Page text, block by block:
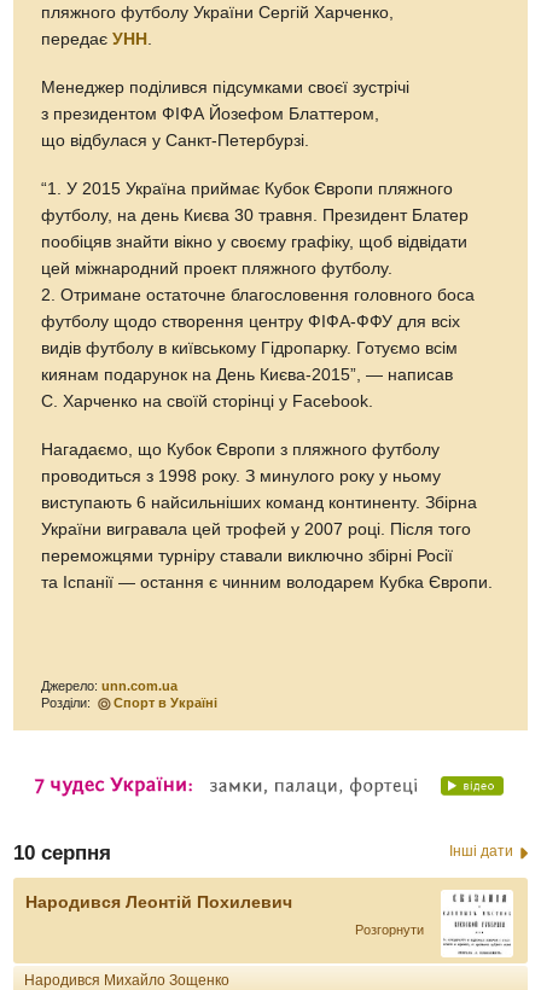
пляжного футболу України Сергій Харченко,
передаєУНН
Менеджер поділився підсумками своєї зустрічі
з президентом ФІФА Йозефом Блаттером,
що відбулася у Санкт-Петербурзі.
“1. У 2015 Україна приймає Кубок Європи пляжного
футболу, на день Києва 30 травня. Президент Блатер
пообіцяв знайти вікно у своєму графіку, щоб відвідати
цей міжнародний проект пляжного футболу.
2. Отримане остаточне благословення головного боса
футболу щодо створення центру ФІФА-ФФУ для всіх
видів футболу в київському Гідропарку. Готуємо всім
киянам подарунок на День Києва-2015”, — написав
С. Харченко на своїй сторінці у Facebook.
Нагадаємо, що Кубок Європи з пляжного футболу
проводиться з 1998 року. З минулого року у ньому
виступають 6 найсильніших команд континенту. Збірна
України вигравала цей трофей у 2007 році. Після того
переможцями турніру ставали виключно збірні Росії
та Іспанії — остання є чинним володарем Кубка Європи.
Джерело:unn.com.ua
Розділи:
Спорт в Україні
10 серпня Інші дати
Народився Леонтій Похилевич
Розгорнути
Народився Михайло Зощенко